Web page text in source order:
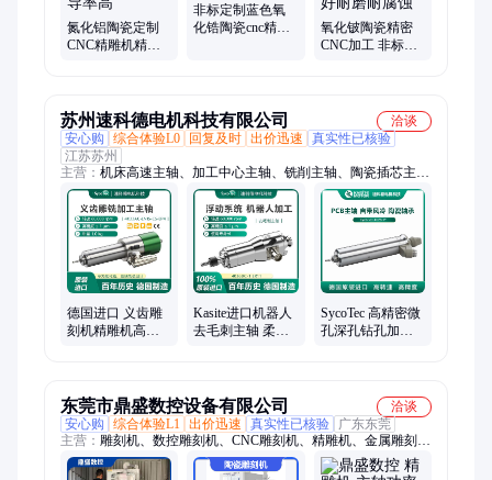
氮化铝陶瓷定制
CNC精雕机精密
非标定制蓝色氧
化锆陶瓷cnc精雕
氧化铍陶瓷精密
CNC加工 非标定
苏州速科德电机科技有限公司
洽谈
安心购
综合体验L0 回复及时 出价迅速
真实性已核验
江苏苏州
主营： 机床高速主轴、加工中心主轴、铣削主轴、陶瓷插芯主
轴、PCB分板主轴、去毛刺主轴、义齿加工主轴、微孔加工主
轴、SycoTec主轴维修
德国进口 义齿雕
刻机精雕机高速
Kasite进口机器人
去毛刺主轴 柔性
SycoTec 高精密微
孔深孔钻孔加工
东莞市鼎盛数控设备有限公司
洽谈
安心购
综合体验L1 出价迅速 真实性已核验
广东东莞
主营： 雕刻机、数控雕刻机、CNC雕刻机、精雕机、金属雕刻
机、五轴雕刻机、小型雕刻机、桌面雕刻机